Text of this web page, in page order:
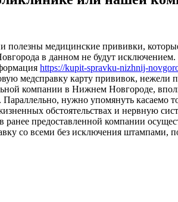
медицинские прививки,
в данном не будут
https://kupit-spravku-nizhnij-
медсправку карту прививок, нежели
компании в Нижнем Новгороде,
нужно упомянуть касаемо
обстоятельствах и нервную
ранее предоставленной компании
со всеми без исключения